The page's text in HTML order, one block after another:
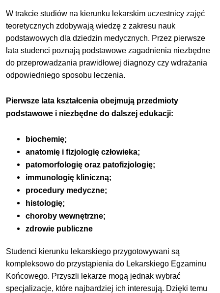
W trakcie studiów na kierunku lekarskim uczestnicy zajęć
teoretycznych zdobywają wiedzę z zakresu nauk
podstawowych dla dziedzin medycznych. Przez pierwsze
lata studenci poznają podstawowe zagadnienia niezbędne
do przeprowadzania prawidłowej diagnozy czy wdrażania
odpowiedniego sposobu leczenia.
Pierwsze lata kształcenia obejmują przedmioty
podstawowe i niezbędne do dalszej edukacji:
biochemię;
anatomię i fizjologię człowieka;
patomorfologię oraz patofizjologię;
immunologię kliniczną;
procedury medyczne;
histologię;
choroby wewnętrzne;
zdrowie publiczne
Studenci kierunku lekarskiego przygotowywani są
kompleksowo do przystąpienia do Lekarskiego Egzaminu
Końcowego. Przyszli lekarze mogą jednak wybrać
specjalizacje, które najbardziej ich interesują. Dzięki temu